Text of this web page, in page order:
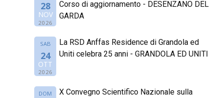
28
NOV
2026
Corso di aggiornamento - DESENZANO DEL
GARDA
SAB
24
OTT
2026
La RSD Anffas Residence di Grandola ed
Uniti celebra 25 anni - GRANDOLA ED UNITI
DOM
X Convegno Scientifico Nazionale sulla